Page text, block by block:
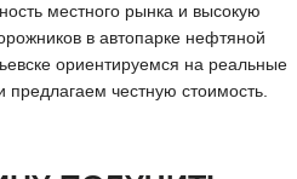
местного рынка и высокую
в автопарке нефтяной
ориентируемся на реальные
предлагаем честную стоимость.